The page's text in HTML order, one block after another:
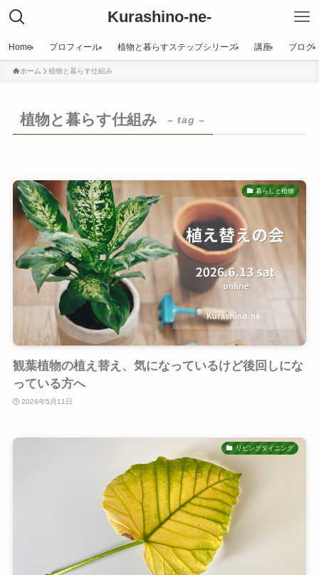
Kurashino-ne-
Home プロフィール 植物と暮らすステップシリーズ 講座 ブログ
ホーム 植物と暮らす仕組み
植物と暮らす仕組み – tag –
暮らしと植物
観葉植物の植え替え、気になっているけど後回しにな
っている方へ
2026年5月11日
リビングダイニング